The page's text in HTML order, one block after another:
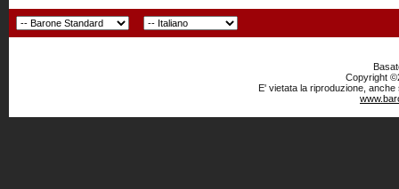
Copyright
E' vietata la riproduzione,